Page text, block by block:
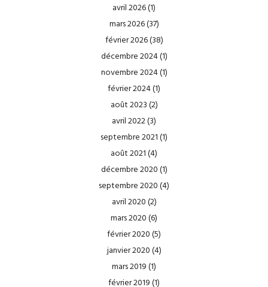
avril 2026(1)
mars 2026(37)
février 2026(38)
décembre 2024(1)
novembre 2024(1)
février 2024(1)
août 2023(2)
avril 2022(3)
septembre 2021(1)
août 2021(4)
décembre 2020(1)
septembre 2020(4)
avril 2020(2)
mars 2020(6)
février 2020(5)
janvier 2020(4)
mars 2019(1)
février 2019(1)